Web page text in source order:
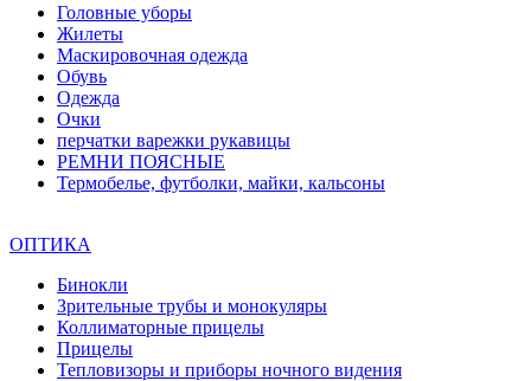
Головные уборы
Жилеты
Маскировочная одежда
Обувь
Одежда
Очки
перчатки варежки рукавицы
РЕМНИ ПОЯСНЫЕ
Термобелье, футболки, майки, кальсоны
ОПТИКА
Бинокли
Зрительные трубы и монокуляры
Коллиматорные прицелы
Прицелы
Тепловизоры и приборы ночного видения